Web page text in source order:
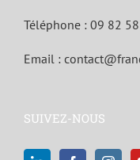
Téléphone : 09 82
Email :
SUIVEZ-NOUS